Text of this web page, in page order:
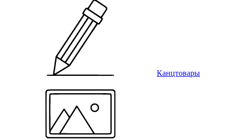
Канцтовары